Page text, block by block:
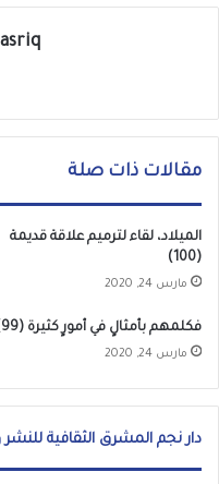
مقالات ذات صلة
الميلاد، لقاء لترميم علاقة قديمة
(100)
مارس 24, 2020
فكلمهم بأمثالٍ في أمورٍ كثيرة (99)
مارس 24, 2020
دار نجم المشرق الثقافية للنشر